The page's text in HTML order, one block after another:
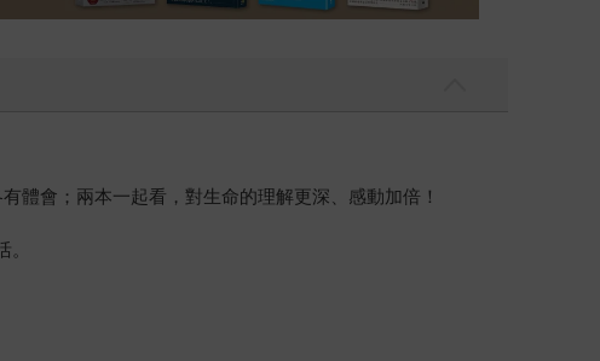
體會；兩本一起看，對生命的理解更深、感動加倍！